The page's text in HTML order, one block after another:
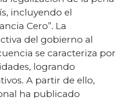
incluyendo el
Cero”. La
del gobierno al
se caracteriza por
logrando
A partir de ello,
ha publicado